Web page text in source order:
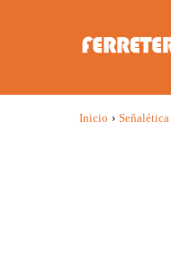
Inicio › Señalética